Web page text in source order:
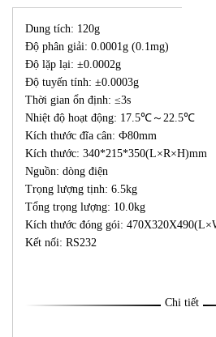
Dung tích: 120g
Độ phân giải: 0.0001g (0.1mg)
Độ lặp lại: ±0.0002g
Độ tuyến tính: ±0.0003g
​Thời gian ổn định: ≤3s
Nhiệt độ hoạt động: 17.5℃～22.5℃
Kích thước đĩa cân: Ф80mm
Kích thước: 340*215*350(L×R×H)mm
Nguồn: dòng điện
Trọng lượng tịnh: 6.5kg
Tổng trọng lượng: 10.0kg
Kích thước đóng gói:
Kết nối: RS232
Chi tiết